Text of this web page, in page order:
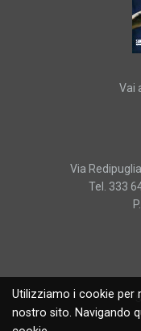
Utilizziamo i cookie per
nostro sito. Navigando
Vai
Via
Tel. 333